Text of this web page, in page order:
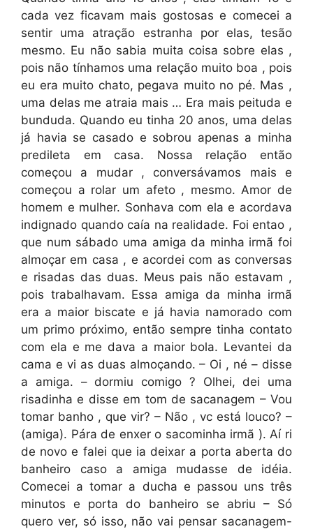
cada vez ficavam mais gostosas e comecei a
sentir uma atração estranha por elas, tesão
mesmo. Eu não sabia muita coisa sobre elas ,
pois não tínhamos uma relação muito boa , pois
eu era muito chato, pegava muito no pé. Mas ,
uma delas me atraia mais … Era mais peituda e
bunduda. Quando eu tinha 20 anos, uma delas
já havia se casado e sobrou apenas a minha
predileta em casa. Nossa relação então
começou a mudar , conversávamos mais e
começou a rolar um afeto , mesmo. Amor de
homem e mulher. Sonhava com ela e acordava
indignado quando caía na realidade. Foi entao ,
que num sábado uma amiga da minha irmã foi
almoçar em casa , e acordei com as conversas
e risadas das duas. Meus pais não estavam ,
pois trabalhavam. Essa amiga da minha irmã
era a maior biscate e já havia namorado com
um primo próximo, então sempre tinha contato
com ela e me dava a maior bola. Levantei da
cama e vi as duas almoçando. – Oi , né – disse
a amiga. – dormiu comigo ? Olhei, dei uma
risadinha e disse em tom de sacanagem – Vou
tomar banho , que vir? – Não , vc está louco? –
(amiga). Pára de enxer o sacominha irmã ). Aí ri
de novo e falei que ia deixar a porta aberta do
banheiro caso a amiga mudasse de idéia.
Comecei a tomar a ducha e passou uns três
minutos e porta do banheiro se abriu – Só
quero ver, só isso, não vai pensar sacanagem-